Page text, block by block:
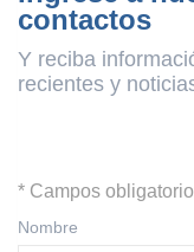
contactos
Y reciba
recientes y
* Campos
Nombre